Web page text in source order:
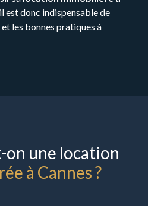
est donc indispensable de
et les bonnes pratiques à
on une location
à Cannes ?